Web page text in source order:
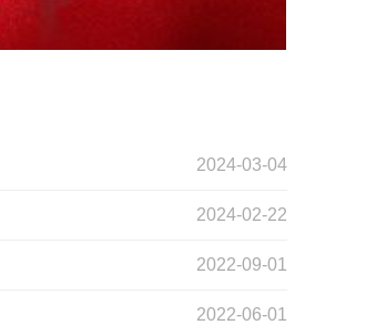
2024-03-04
2024-02-22
2022-09-01
2022-06-01